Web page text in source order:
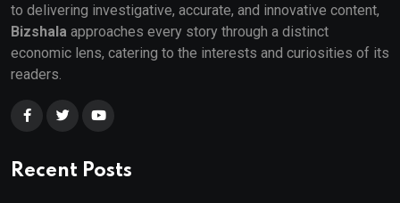
to delivering investigative, accurate, and innovative content,
Bizshala approaches every story through a distinct
economic lens, catering to the interests and curiosities of its
readers.
Recent Posts